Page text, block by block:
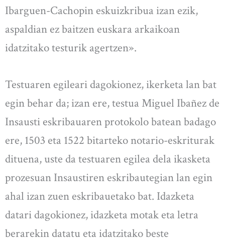
Ibarguen-Cachopin eskuizkribua izan ezik,
aspaldian ez baitzen euskara arkaikoan
idatzitako testurik agertzen».
Testuaren egileari dagokionez, ikerketa lan bat
egin behar da; izan ere, testua Miguel Ibañez de
Insausti eskribauaren protokolo batean badago
ere, 1503 eta 1522 bitarteko notario-eskriturak
dituena, uste da testuaren egilea dela ikasketa
prozesuan Insaustiren eskribautegian lan egin
ahal izan zuen eskribauetako bat. Idazketa
datari dagokionez, idazketa motak eta letra
berarekin datatu eta idatzitako beste